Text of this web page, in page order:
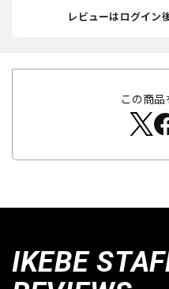
レビューはログイン
この商
IKEBE